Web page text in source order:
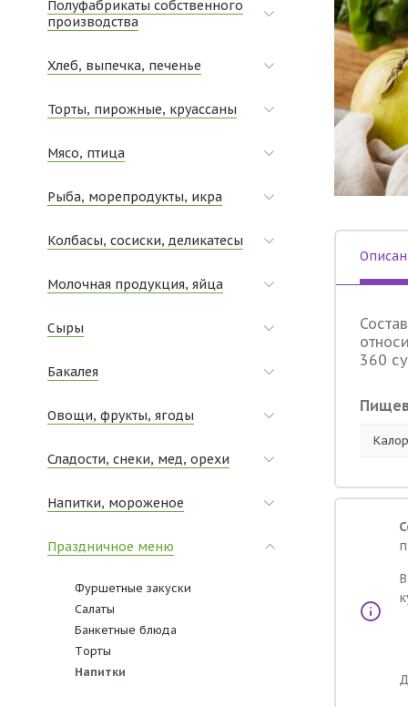
Полуфабрикаты собственного
производства
Хлеб, выпечка, печенье
Торты, пирожные, круассаны
Мясо, птица
Рыба, морепродукты, икра
Колбасы, сосиски, деликатесы
Молочная продукция, яйца
Сыры
Бакалея
Овощи, фрукты, ягоды
Сладости, снеки, мед, орехи
Напитки, мороженое
Праздничное меню
Фуршетные закуски
Салаты
Банкетные блюда
Tорты
Hапитки
360